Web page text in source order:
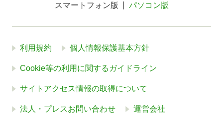
スマートフォン版 パソコン版
利用規約 個人情報保護基本方針
Cookie等の利用に関するガイドライン
サイトアクセス情報の取得について
法人・プレスお問い合わせ 運営会社